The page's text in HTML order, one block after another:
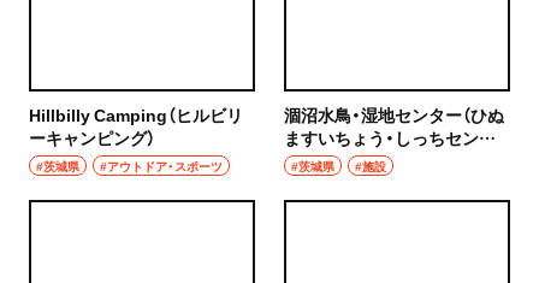
Hillbilly Camping（ヒルビリ
ーキャンピング）
#茨城県 #アウトドア・スポーツ
涸沼水鳥・湿地センター（ひぬ
ますいちょう・しっちセンタ
ー）
#茨城県 #施設